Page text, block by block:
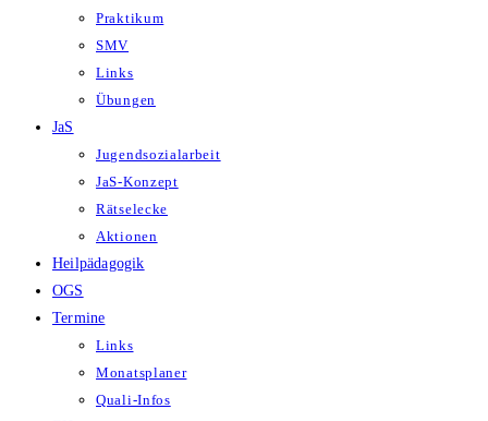
Praktikum
SMV
Links
Übungen
JaS
Jugendsozialarbeit
JaS-Konzept
Rätselecke
Aktionen
Heilpädagogik
OGS
Termine
Links
Monatsplaner
Quali-Infos